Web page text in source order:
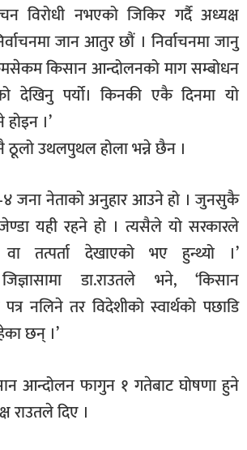
विरोधी नभएको जिकिर गर्दै अध्यक्ष
जान आतुर छौं । निर्वाचनमा जानु
किसान आन्दोलनको माग सम्बोधन
देखिनु पर्यो। किनकी एकै दिनमा यो
।’
ठूलो उथलपुथल होला भन्ने छैन ।
जना नेताको अनुहार आउने हो । जुनसुकै
यही रहने हो । त्यसैले यो सरकारले
वा तत्पर्ता देखाएको भए हुन्थ्यो ।’
जिज्ञासामा डा.राउतले भने, ‘किसान
नलिने तर विदेशीको स्वार्थको पछाडि
छन् ।’
आन्दोलन फागुन १ गतेबाट घोषणा हुने
राउतले दिए ।